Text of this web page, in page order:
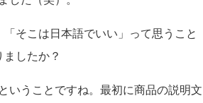
そこは日本語でいい」って思うこと
したか？
ということですね。最初に商品の説明文